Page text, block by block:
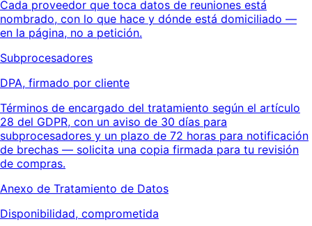
Cada proveedor que toca datos de reuniones está
nombrado, con lo que hace y dónde está domiciliado —
en la página, no a petición.
Subprocesadores
DPA, firmado por cliente
Términos de encargado del tratamiento según el artículo
28 del GDPR, con un aviso de 30 días para
subprocesadores y un plazo de 72 horas para notificación
de brechas — solicita una copia firmada para tu revisión
de compras.
Anexo de Tratamiento de Datos
Disponibilidad, comprometida